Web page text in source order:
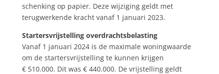
schenking op papier. Deze wijziging geldt met
terugwerkende kracht vanaf 1 januari 2023.
Startersvrijstelling overdrachtsbelasting
Vanaf 1 januari 2024 is de maximale woningwaarde
om de startersvrijstelling te kunnen krijgen
€ 510.000. Dit was € 440.000. De vrijstelling geldt